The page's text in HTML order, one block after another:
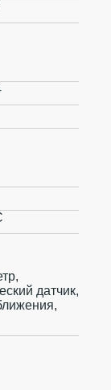
датчик,